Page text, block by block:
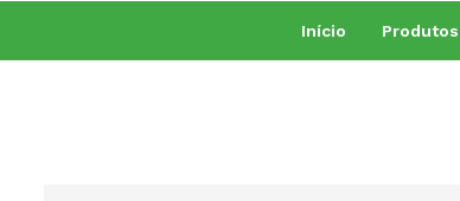
Início Produtos